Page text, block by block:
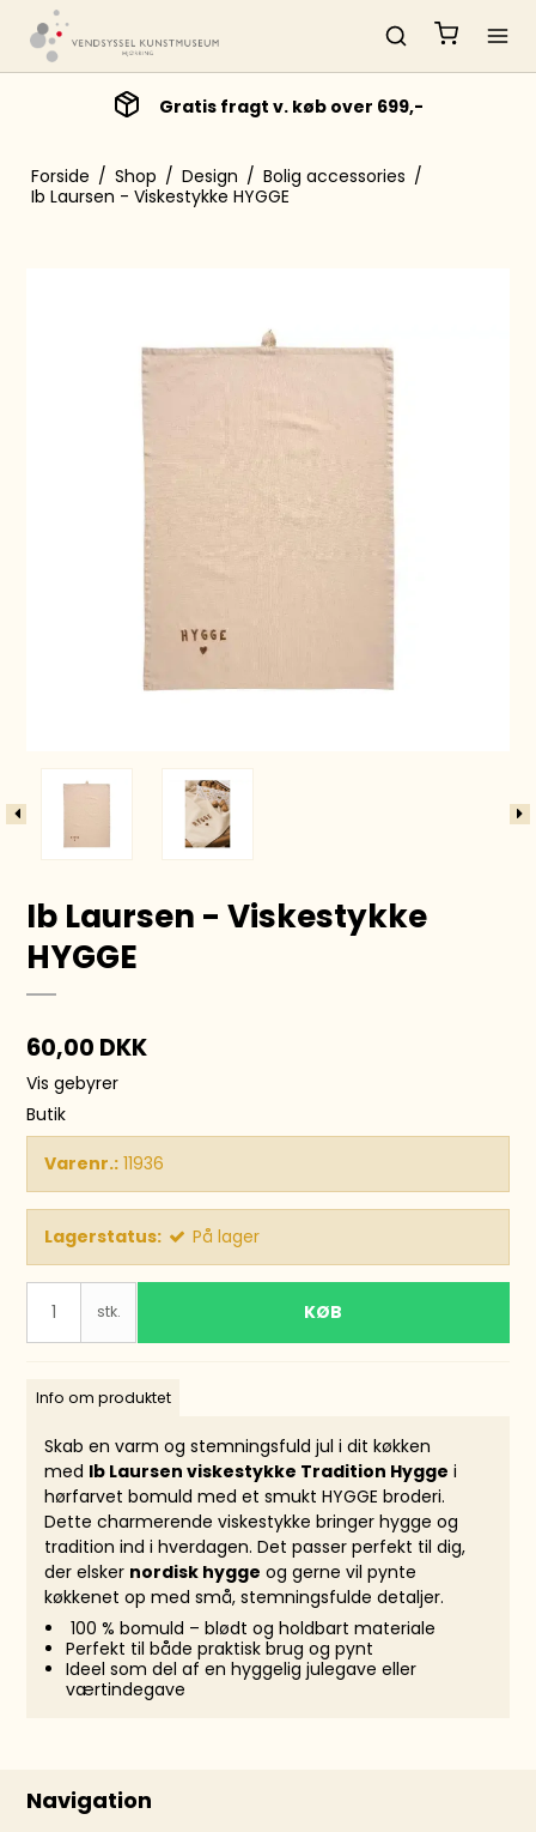
Gratis fragt v. køb over 699,-
Forside / Shop / Design / Bolig accessories /
Ib Laursen - Viskestykke HYGGE
Ib Laursen - Viskestykke
HYGGE
60,00 DKK
Vis gebyrer
Butik
Varenr.: 11936
Lagerstatus: På lager
stk. KØB
Info om produktet
Skab en varm og stemningsfuld jul i dit køkken
med Ib Laursen viskestykke Tradition Hygge i
hørfarvet bomuld med et smukt HYGGE broderi.
Dette charmerende viskestykke bringer hygge og
tradition ind i hverdagen. Det passer perfekt til dig,
der elsker nordisk hygge og gerne vil pynte
køkkenet op med små, stemningsfulde detaljer.
100 % bomuld – blødt og holdbart materiale
Perfekt til både praktisk brug og pynt
Ideel som del af en hyggelig julegave eller
værtindegave
Navigation